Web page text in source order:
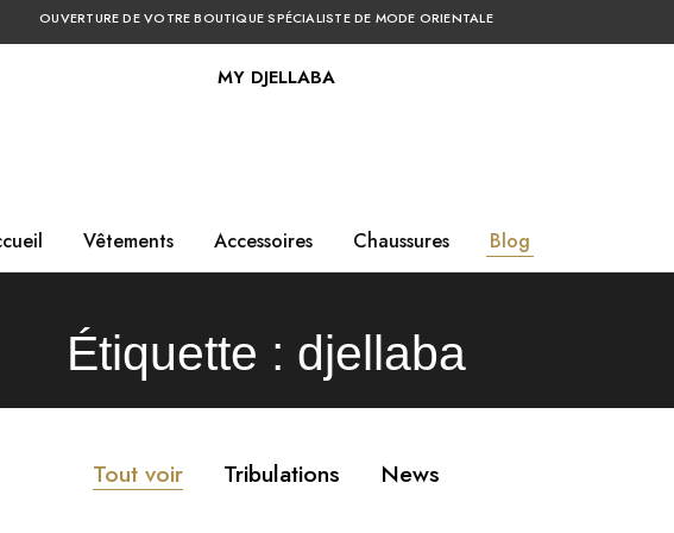
OUVERTURE DE VOTRE BOUTIQUE SPÉCIALISTE DE MODE ORIENTALE
Vêtements Accessoires Chaussures Blog
Étiquette : djellaba
Tout voir Tribulations News